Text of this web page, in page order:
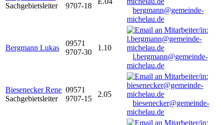
Sachgebietsleiter
9707-18
bergmann@gemeinde-
michelau.de
Bergmann Lukas
09571
9707-30
1.10
l.bergmann@gemeinde-
michelau.de
Biesenecker Rene
Sachgebietsleiter
09571
9707-15
2.05
biesenecker@gemeinde-
michelau.de